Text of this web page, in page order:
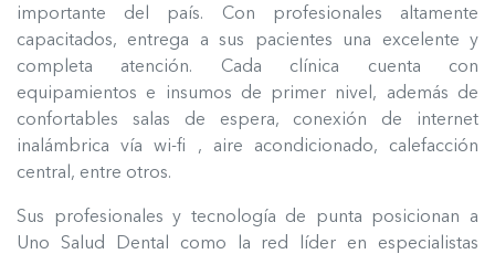
importante del país. Con profesionales altamente
capacitados, entrega a sus pacientes una excelente y
completa atención. Cada clínica cuenta con
equipamientos e insumos de primer nivel, además de
confortables salas de espera, conexión de internet
inalámbrica vía wi-fi , aire acondicionado, calefacción
central, entre otros.
Sus profesionales y tecnología de punta posicionan a
Uno Salud Dental como la red líder en especialistas